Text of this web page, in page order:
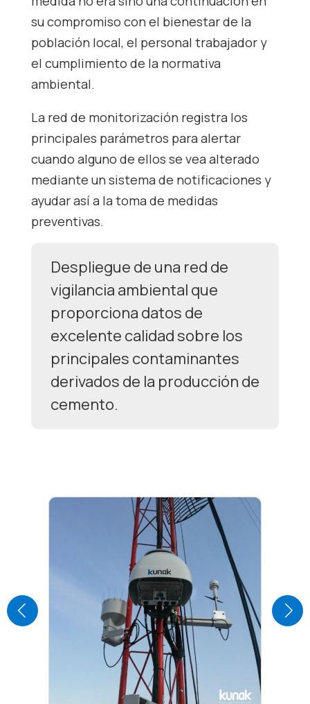
su compromiso con el bienestar de la
población local, el personal trabajador y
el cumplimiento de la normativa
ambiental.
La red de monitorización registra los
principales parámetros para alertar
cuando alguno de ellos se vea alterado
mediante un sistema de notificaciones y
ayudar así a la toma de medidas
preventivas.
Despliegue de una red de
vigilancia ambiental que
proporciona datos de
excelente calidad sobre los
principales contaminantes
derivados de la producción de
cemento.